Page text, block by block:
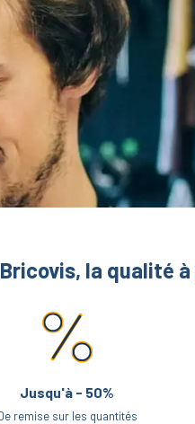
Bricovis, la qualité à
Jusqu'à - 50%
remise sur les quantités